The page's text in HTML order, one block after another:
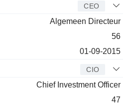
CEO
Algemeen Directeur
56
01-09-2015
CIO
Chief Investment Officer
47